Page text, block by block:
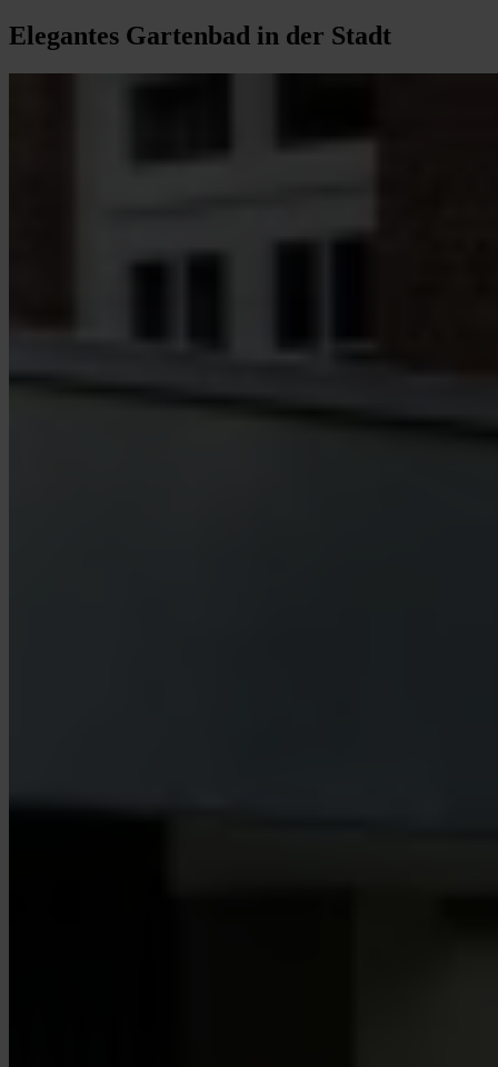
Elegantes Gartenbad in der Stadt